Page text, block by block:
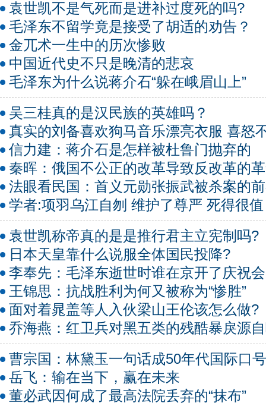
袁世凯不是气死而是进补过度死的吗?
毛泽东不留学竟是接受了胡适的劝告？
金兀术一生中的历次惨败
中国近代史不只是晚清的悲哀
毛泽东为什么说蒋介石“躲在峨眉山上”
吴三桂真的是汉民族的英雄吗？
真实的刘备喜欢狗马音乐漂亮衣服 喜怒
信力建：蒋介石是怎样被杜鲁门抛弃的
秦晖：俄国不公正的改革导致反改革的
法眼看民国：首义元勋张振武被杀案的
学者:项羽乌江自刎 维护了尊严 死得很值
袁世凯称帝真的是是推行君主立宪制吗?
日本天皇靠什么说服全体国民投降?
李奉先：毛泽东逝世时谁在京开了庆祝
王锦思：抗战胜利为何又被称为“惨胜”
面对着晁盖等人入伙梁山王伦该怎么做?
乔海燕：红卫兵对黑五类的残酷暴戾源
曹宗国：林黛玉一句话成50年代国际口号
岳飞：输在当下，赢在未来
董必武因何成了最高法院丢弃的“抹布”